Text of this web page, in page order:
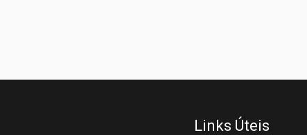
Links Úteis